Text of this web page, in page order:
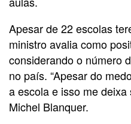
Apesar de 22 escolas
ministro avalia como
considerando o número
no país. “Apesar do
a escola e isso me
Michel Blanquer.